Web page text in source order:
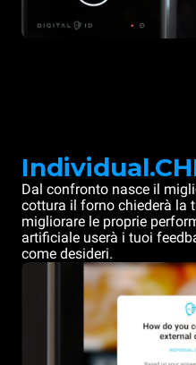
Dal confronto nasce il
cottura il forno chiederà la
migliorare le proprie
artificiale userà i tuoi
come desideri.